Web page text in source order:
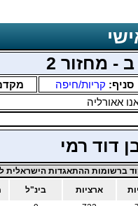
- מחזור 2
סניף: קריות/חיפה
אאורליה
דוד רמי
ברשומות ההתאגדות הישראלית
ארציות בינ"ל